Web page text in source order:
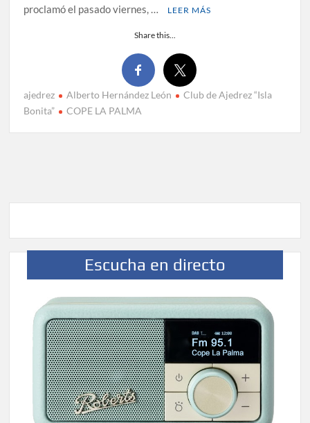
proclamó el pasado viernes, …
LEER MÁS
Share this...
ajedrez Alberto Hernández León
Club de Ajedrez “Isla
Bonita”
COPE LA PALMA
Escucha en directo